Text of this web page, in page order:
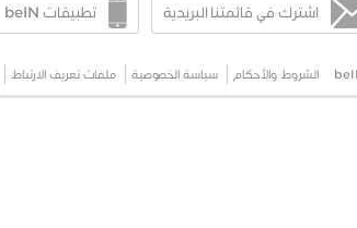
اشترك في قائمتنا البريدية تطبيقات beIN
الشروط والأحكام سياسة الخصوصية ملفات تعريف الارتباط